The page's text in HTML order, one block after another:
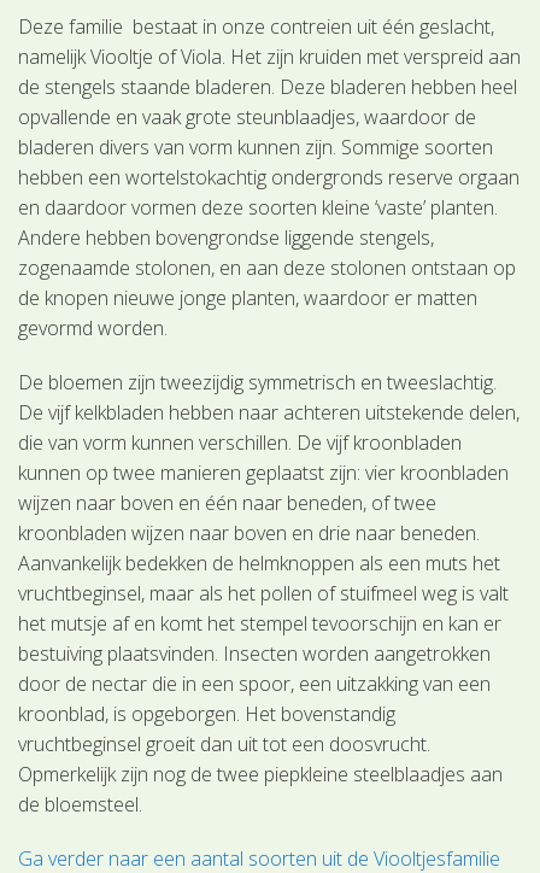
Deze familie bestaat in onze contreien uit één geslacht,
namelijk Viooltje of Viola. Het zijn kruiden met verspreid aan
de stengels staande bladeren. Deze bladeren hebben heel
opvallende en vaak grote steunblaadjes, waardoor de
bladeren divers van vorm kunnen zijn. Sommige soorten
hebben een wortelstokachtig ondergronds reserve orgaan
en daardoor vormen deze soorten kleine ‘vaste’ planten.
Andere hebben bovengrondse liggende stengels,
zogenaamde stolonen, en aan deze stolonen ontstaan op
de knopen nieuwe jonge planten, waardoor er matten
gevormd worden.
De bloemen zijn tweezijdig symmetrisch en tweeslachtig.
De vijf kelkbladen hebben naar achteren uitstekende delen,
die van vorm kunnen verschillen. De vijf kroonbladen
kunnen op twee manieren geplaatst zijn: vier kroonbladen
wijzen naar boven en één naar beneden, of twee
kroonbladen wijzen naar boven en drie naar beneden.
Aanvankelijk bedekken de helmknoppen als een muts het
vruchtbeginsel, maar als het pollen of stuifmeel weg is valt
het mutsje af en komt het stempel tevoorschijn en kan er
bestuiving plaatsvinden. Insecten worden aangetrokken
door de nectar die in een spoor, een uitzakking van een
kroonblad, is opgeborgen. Het bovenstandig
vruchtbeginsel groeit dan uit tot een doosvrucht.
Opmerkelijk zijn nog de twee piepkleine steelblaadjes aan
de bloemsteel.
Ga verder naar een aantal soorten uit de Viooltjesfamilie